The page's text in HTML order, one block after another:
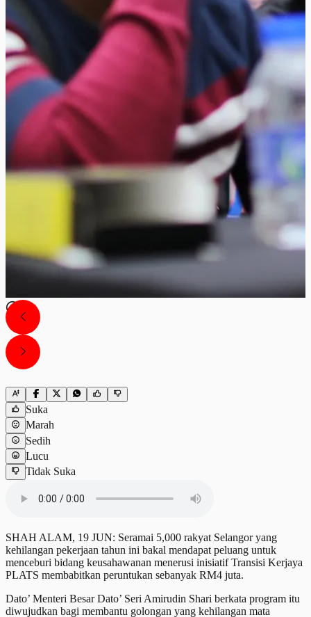
Suka
Marah
Sedih
Lucu
Tidak Suka
SHAH ALAM, 19 JUN: Seramai 5,000 rakyat Selangor yang
kehilangan pekerjaan tahun ini bakal mendapat peluang untuk
menceburi bidang keusahawanan menerusi inisiatif Transisi Kerjaya
PLATS membabitkan peruntukan sebanyak RM4 juta.
Dato’ Menteri Besar Dato’ Seri Amirudin Shari berkata program itu
diwujudkan bagi membantu golongan yang kehilangan mata